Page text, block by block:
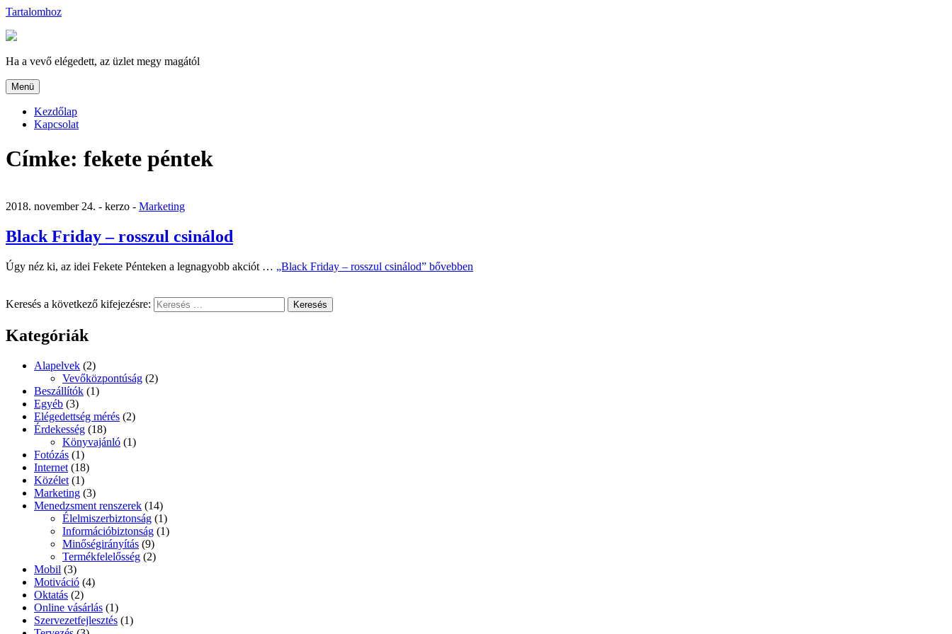
Tartalomhoz
Ha a vevő elégedett, az üzlet megy magától
Menü
Kezdőlap
Kapcsolat
Címke: fekete péntek
2018. november 24. - kerzo - Marketing
Black Friday – rosszul csinálod
Úgy néz ki, az idei Fekete Pénteken a legnagyobb akciót … „Black Friday – rosszul csinálod” bővebben
Keresés a következő kifejezésre: Keresés
Kategóriák
Alapelvek (2)
Vevőközpontúság (2)
Beszállítók (1)
Egyéb (3)
Elégedettség mérés (2)
Érdekesség (18)
Könyvajánló (1)
Fotózás (1)
Internet (18)
Közélet (1)
Marketing (3)
Menedzsment renszerek (14)
Élelmiszerbiztonság (1)
Információbiztonság (1)
Minőségirányítás (9)
Termékfelelősség (2)
Mobil (3)
Motiváció (4)
Oktatás (2)
Online vásárlás (1)
Szervezetfejlesztés (1)